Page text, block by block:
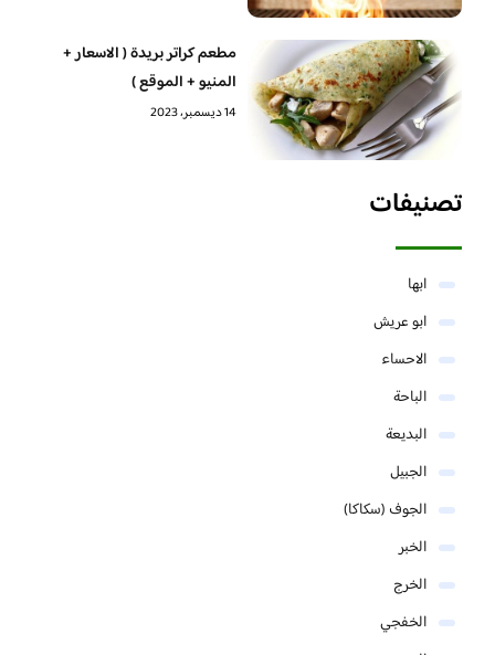
مطعم كراتر بريدة ( الاسعار +
المنيو + الموقع )
14 ديسمبر، 2023
تصنيفات
ابها
ابو عريش
الاحساء
الباحة
البديعة
الجبيل
الجوف (سكاكا)
الخبر
الخرج
الخفجي